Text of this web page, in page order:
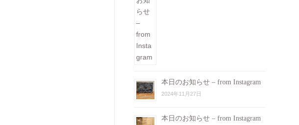
本日のお知らせ – from Instagram
2024年11月27日
本日のお知らせ – from Instagram